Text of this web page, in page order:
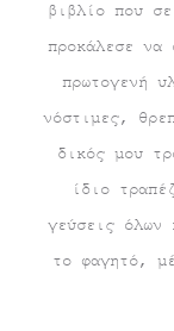
βιβλίο που
προκάλεσε να
πρωτογενή
νόστιμες,
δικός μου
ίδιο
γεύσεις όλων
το φαγητό,